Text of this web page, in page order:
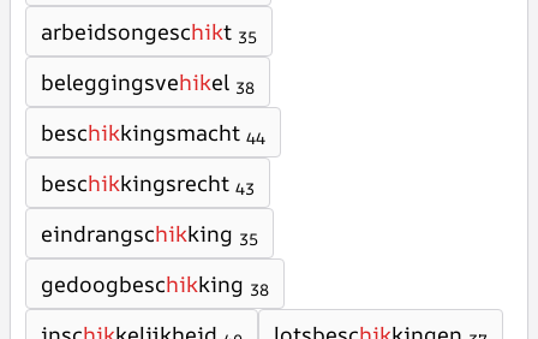
arbeidsongeschikt 35
beleggingsvehikel 38
beschikkingsmacht 44
beschikkingsrecht 43
eindrangschikking 35
gedoogbeschikking 38